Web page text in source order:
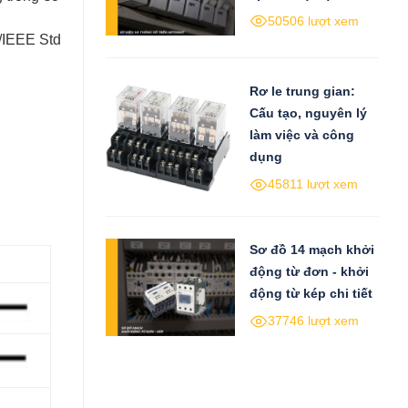
Std
50506 lượt xem
Rơ le trung gian:
Cấu tạo, nguyên lý
làm việc và công
dụng
45811 lượt xem
Sơ đồ 14 mạch khởi
động từ đơn - khởi
động từ kép chi tiết
37746 lượt xem